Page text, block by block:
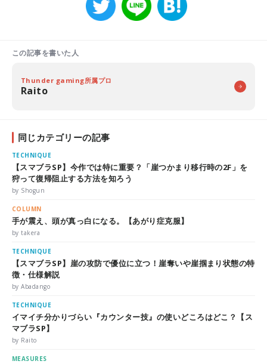
この記事を書いた人
Thunder gaming所属プロ
Raito
同じカテゴリーの記事
TECHNIQUE
【スマブラSP】今作では特に重要？「崖つかまり移行時の2F」を
狩って復帰阻止する方法を知ろう
by Shogun
COLUMN
手が震え、頭が真っ白になる。【あがり症克服】
by takera
TECHNIQUE
【スマブラSP】崖の攻防で優位に立つ！崖奪いや崖掴まり状態の特
徴・仕様解説
by Abadango
TECHNIQUE
イマイチ分かりづらい『カウンター技』の使いどころはどこ？【ス
マブラSP】
by Raito
MEASURES